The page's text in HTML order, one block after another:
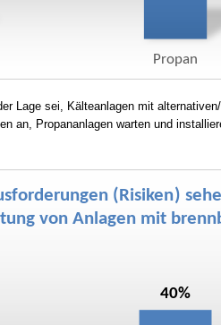
Lage sei, Kälteanlagen mit
an, Propananlagen warten und